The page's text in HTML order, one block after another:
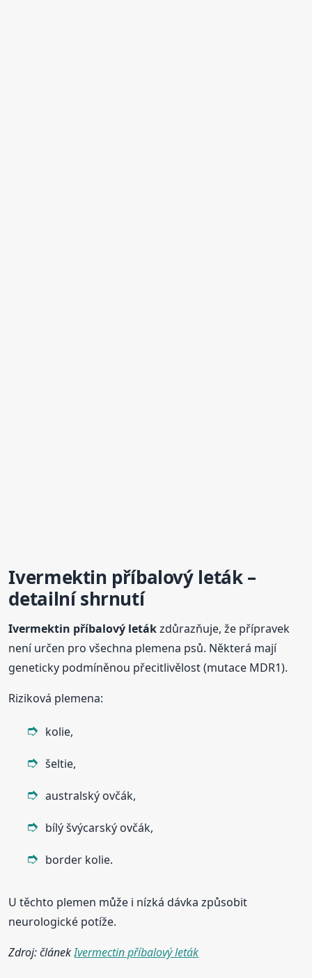
Ivermektin příbalový leták –
detailní shrnutí
Ivermektin příbalový letákzdůrazňuje, že přípravek
není určen pro všechna plemena psů. Některá mají
geneticky podmíněnou přecitlivělost (mutace MDR1).
Riziková plemena:
kolie,
šeltie,
australský ovčák,
bílý švýcarský ovčák,
border kolie.
U těchto plemen může i nízká dávka způsobit
neurologické potíže.
Zdroj: článekIvermectin příbalový leták